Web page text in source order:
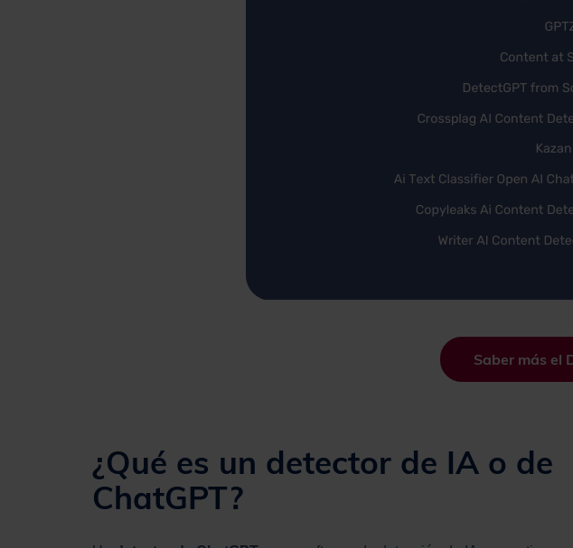
Saber más el
¿Qué es un detector de IA o de
ChatGPT?